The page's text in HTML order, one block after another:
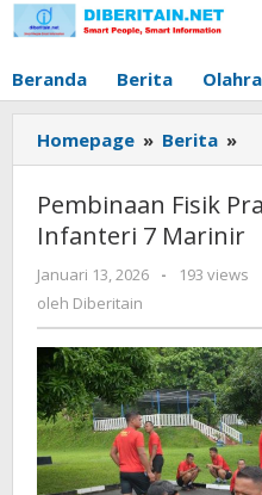
Lewati
ke
Beranda Berita
Homepage » Berita »
7
Pembinaan Fisik
Infanteri 7 Marinir
Januari 13, 2026
oleh
-
193 views
oleh Diberitain